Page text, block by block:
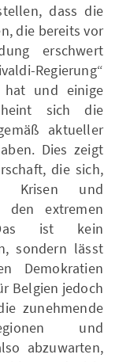
dass die
die bereits vor
erschwert
Regierung“
hat und einige
sich die
aktueller
Dies zeigt
die sich,
Krisen und
den extremen
ist kein
sondern lässt
Demokratien
Belgien jedoch
zunehmende
und
abzuwarten,